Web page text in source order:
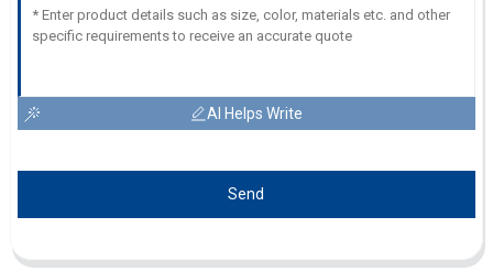
AI Helps Write
Send